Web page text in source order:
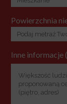
Powierzchnia
Inne informacje